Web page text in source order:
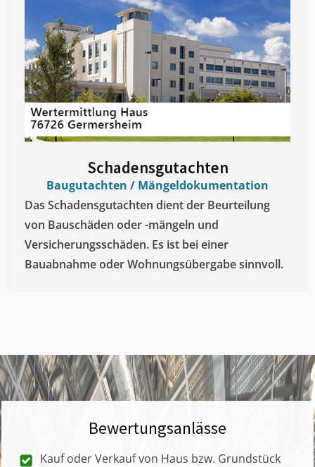
Schadensgutachten
Baugutachten / Mängeldokumentation
Das Schadensgutachten dient der Beurteilung
von Bauschäden oder -mängeln und
Versicherungsschäden. Es ist bei einer
Bauabnahme oder Wohnungsübergabe sinnvoll.
Bewertungsanlässe
Kauf oder Verkauf von Haus bzw. Grundstück